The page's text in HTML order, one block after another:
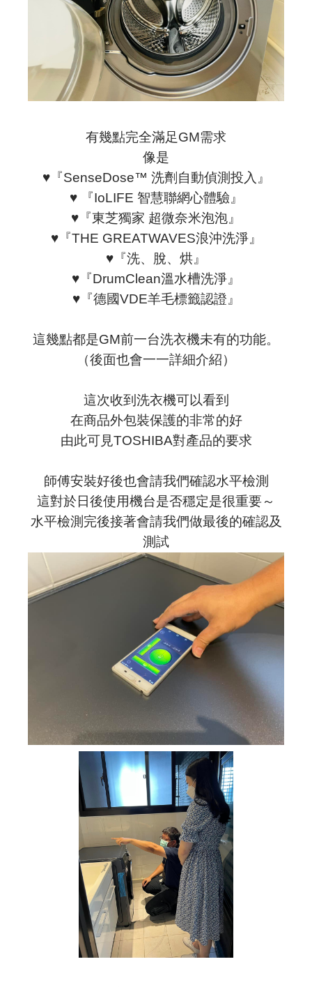
有幾點完全滿足GM需求
像是
♥『SenseDose™ 洗劑自動偵測投入 』
♥『IoLIFE 智慧聯網心體驗』
♥ 『東芝獨家 超微奈米泡泡』
♥『THE GREATWAVES浪沖洗淨』
♥ 『洗、脫、烘』
♥ 『DrumClean溫水槽洗淨』
♥『德國VDE羊毛標籤認證』
這幾點都是GM前一台洗衣機未有的功能。
（後面也會一一詳細介紹）
這次收到洗衣機可以看到
在商品外包裝保護的非常的好
由此可見TOSHIBA對產品的要求
師傅安裝好後也會請我們確認水平檢測
這對於日後使用機台是否穩定是很重要～
水平檢測完後接著會請我們做最後的確認及
測試